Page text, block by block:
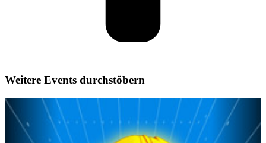
Weitere Events durchstöbern